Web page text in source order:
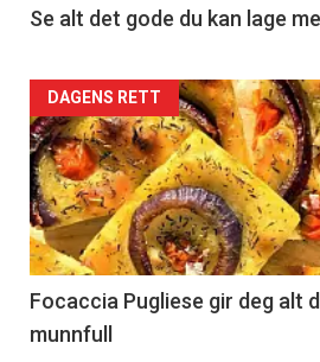
Right
Se alt det gode du kan lage
Articler
-
section
35
Left
DAGENS RETT
Focaccia Pugliese gir deg alt
munnfull